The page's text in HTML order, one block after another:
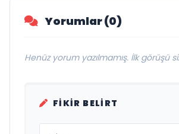
Yorumlar (0)
Henüz yorum yazılmamış. İlk görüşü
FIKIR BELIRT